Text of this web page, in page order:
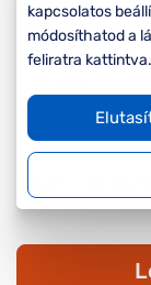
A feltűntetett
Online
kapcsolatos
módosíthatod a
feliratra kattintva.